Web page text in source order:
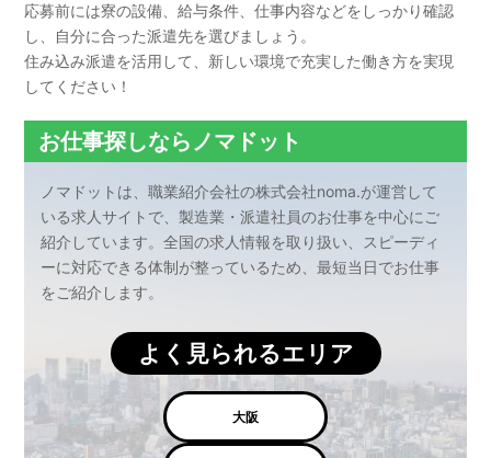
応募前には寮の設備、給与条件、仕事内容などをしっかり確認
し、自分に合った派遣先を選びましょう。
住み込み派遣を活用して、新しい環境で充実した働き方を実現
してください！
お仕事探しならノマドット
ノマドットは、職業紹介会社の株式会社noma.が運営して
いる求人サイトで、製造業・派遣社員のお仕事を中心にご
紹介しています。全国の求人情報を取り扱い、スピーディ
ーに対応できる体制が整っているため、最短当日でお仕事
をご紹介します。
よく見られるエリア
大阪